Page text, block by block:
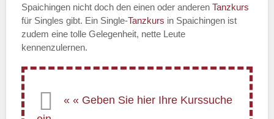
Spaichingen nicht doch den einen oder anderen Tanzkurs
für Singles gibt. Ein Single-Tanzkurs in Spaichingen ist
zudem eine tolle Gelegenheit, nette Leute
kennenzulernen.